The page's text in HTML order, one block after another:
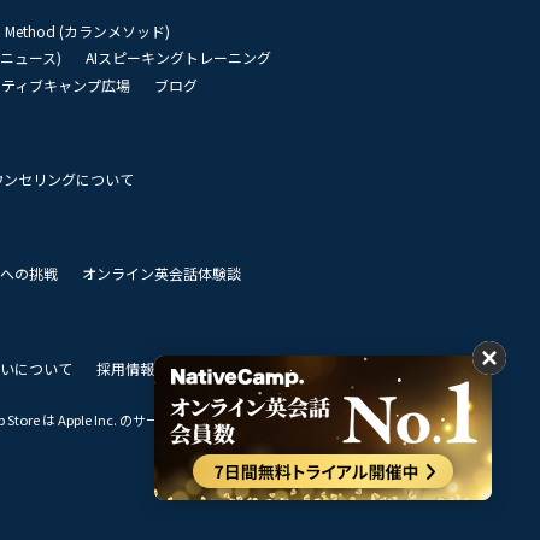
Method (カランメソッド)
ュース)
AIスピーキングトレーニング
ィブキャンプ広場
ブログ
ンセリングについて
の挑戦
オンライン英会話体験談
について 採用情報 私達のビジョン
は Apple Inc. のサービスマークです。